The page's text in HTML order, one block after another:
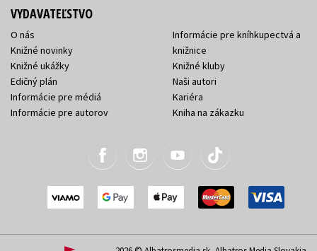
VYDAVATEĽSTVO
O nás
Knižné novinky
Knižné ukážky
Edičný plán
Informácie pre médiá
Informácie pre autorov
Informácie pre kníhkupectvá a
knižnice
Knižné kluby
Naši autori
Kariéra
Kniha na zákazku